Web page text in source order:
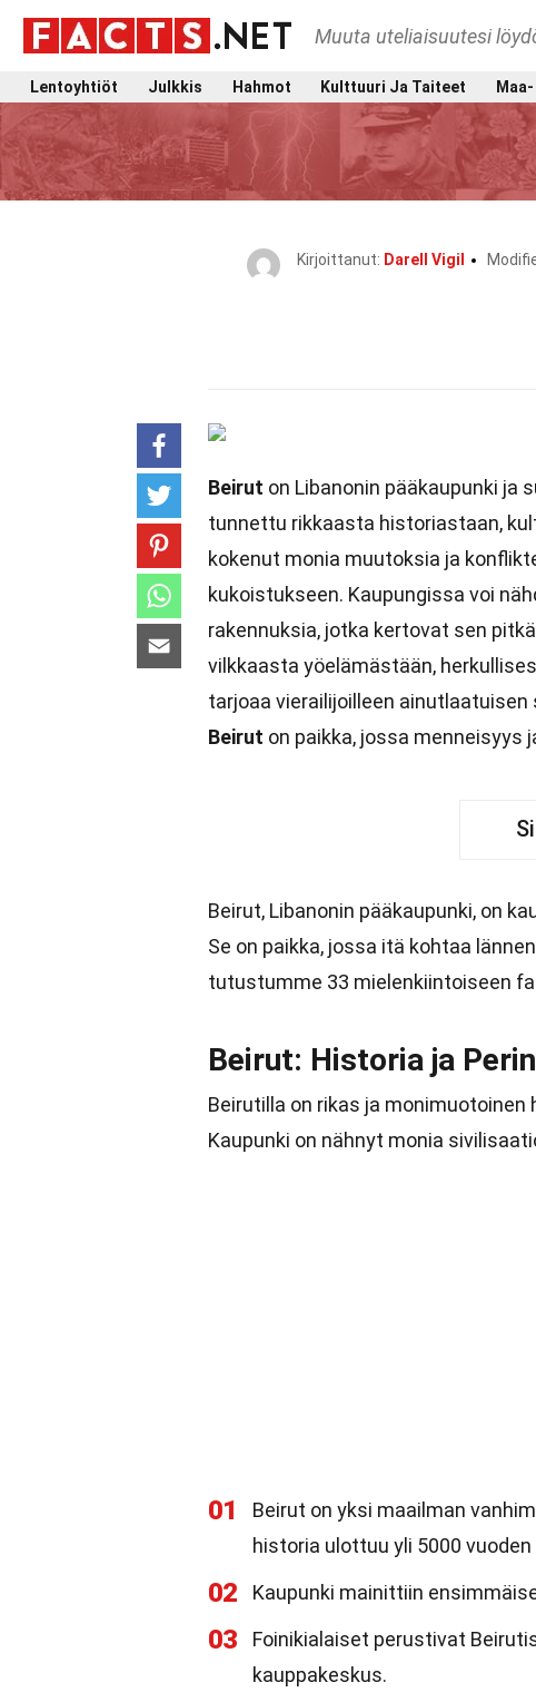
Muuta uteliaisuutesi
Lentoyhtiöt Julkkis Hahmot Kulttuuri Ja Taiteet
Kirjoittanut: Darell Vigil
Beirut on Libanonin pääkaupunki ja
tunnettu rikkaasta historiastaan,
kokenut monia muutoksia ja
kukoistukseen. Kaupungissa voi
rakennuksia, jotka kertovat sen
vilkkaasta yöelämästään,
tarjoaa vierailijoilleen
Beirut on paikka, jossa menneisyys
Beirut, Libanonin pääkaupunki, on
Se on paikka, jossa itä kohtaa
tutustumme 33 mielenkiintoiseen
Beirut: Historia ja
Beirutilla on rikas ja
Kaupunki on nähnyt monia
01
Beirut on yksi maailman
historia ulottuu yli 5000
02 Kaupunki mainittiin
03
Foinikialaiset perustivat
kauppakeskus.